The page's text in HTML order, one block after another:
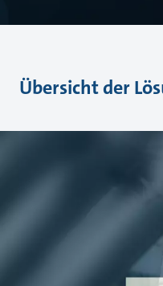
Übersicht der